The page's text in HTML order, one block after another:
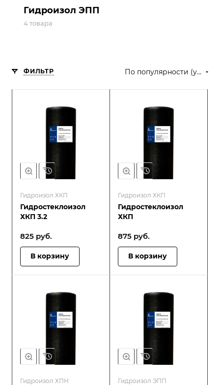
Гидроизол ЭПП
4 товара
ФИЛЬТР По популярности (убывание)
Гидроизол ХКП
Гидростеклоизол
ХКП 3.2
825 руб.
В корзину
Гидроизол ХКП
Гидростеклоизол
ХКП
875 руб.
В корзину
Гидроизол ХПН Гидроизол ЭПП